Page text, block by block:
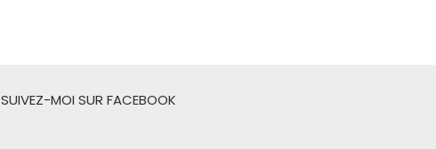
SUIVEZ-MOI SUR FACEBOOK